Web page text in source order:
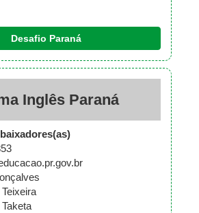
Desafio Paraná
Inglês Paraná
Taketa